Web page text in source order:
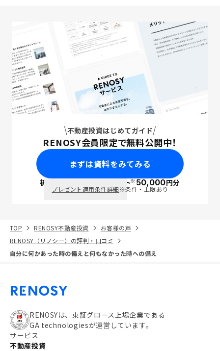
不動産投資はじめてガイド
RENOSY会員限定で無料公開中！
まずは資料をみてみる
初回面談で ポイント※50,000円分
プレゼント適用条件詳細※条件・上限あり
TOP RENOSY不動産投資
お客様の声
RENOSY（リノシー）の評判・口コミ
自分に何かあった時の備えと何もなかった時への備え
RENOSYは、東証グロース上場企業である
GA technologiesが運営しています。
サービス
不動産投資